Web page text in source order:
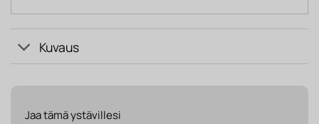
Kuvaus
Jaa tämä ystävillesi